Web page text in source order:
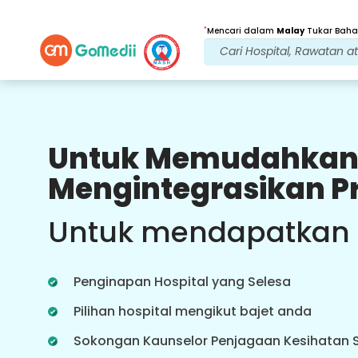
*Mencari dalam MalayTukar
Untuk
Mengintegrasikan
Untuk
Penginapan Hospital yang Selesa
Pilihan hospital mengikut bajet anda
Sokongan Kaunselor Penjagaan Kesihatan
Faedah Kami
Rawatan Selepas
penjagaan susulan
Dapatkan sokongan perubatan dan
setiap masa. Kemas kini berkala